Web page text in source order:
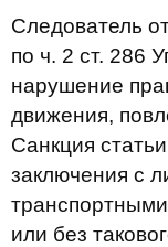
Следователь
по ч. 2 ст. 286
нарушение
движения,
Санкция
заключения с
или без